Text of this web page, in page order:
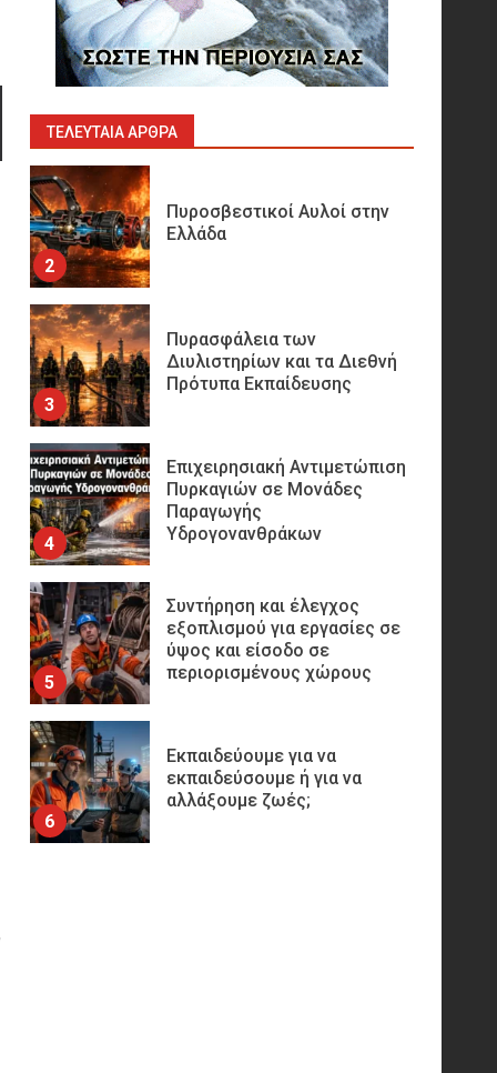
ΤΕΛΕΥΤΑΊΑ ΆΡΘΡΑ
1
Πυρόσβεση και Διάσωση σε
2
Πυροσβεστικοί Αυλοί στην
Ελλάδα
3
Πυρασφάλεια των
Διυλιστηρίων και τα Διεθνή
Πρότυπα Εκπαίδευσης
4
Επιχειρησιακή Αντιμετώπιση
Πυρκαγιών σε Μονάδες
Παραγωγής
Υδρογονανθράκων
5
Συντήρηση και έλεγχος
εξοπλισμού για εργασίες σε
ύψος και είσοδο σε
περιορισμένους χώρους
6
Εκπαιδεύουμε για να
εκπαιδεύσουμε ή για να
αλλάξουμε ζωές;